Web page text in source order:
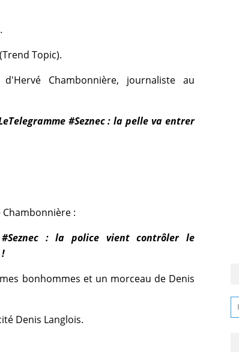
Topic).
Chambonnière, journaliste au
#Seznec : la pelle va entrer
:
#Seznec : la police vient contrôler le
bonhommes et un morceau de Denis
Denis Langlois.